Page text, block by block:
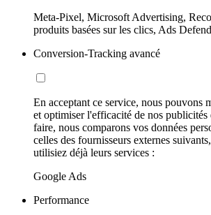
Meta-Pixel, Microsoft Advertising,
produits basées sur les clics, Ads
Conversion-Tracking avancé
En acceptant ce service, nous pouvons
et optimiser l'efficacité de nos publicités
faire, nous comparons vos données
celles des fournisseurs externes
utilisiez déjà leurs services :
Google Ads
Performance